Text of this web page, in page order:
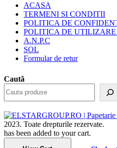
ACASA
TERMENI SI CONDITII
POLITICA DE
POLITICA DE
A.N.P.C
SOL
Formular de retur
Caută
2023. Toate drepturile rezervate.
has been added to your cart.